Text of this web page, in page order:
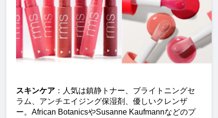
スキンケア ：人気は鎮静トナー、ブライトニングセ
ラム、アンチエイジング保湿剤、優しいクレンザ
ー。African BotanicsやSusanne Kaufmannなどのプ